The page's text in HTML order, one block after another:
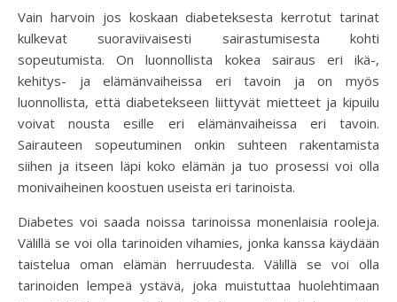
Vain harvoin jos koskaan diabeteksesta kerrotut tarinat
kulkevat suoraviivaisesti sairastumisesta kohti
sopeutumista. On luonnollista kokea sairaus eri ikä-,
kehitys- ja elämänvaiheissa eri tavoin ja on myös
luonnollista, että diabetekseen liittyvät mietteet ja kipuilu
voivat nousta esille eri elämänvaiheissa eri tavoin.
Sairauteen sopeutuminen onkin suhteen rakentamista
siihen ja itseen läpi koko elämän ja tuo prosessi voi olla
monivaiheinen koostuen useista eri tarinoista.
Diabetes voi saada noissa tarinoissa monenlaisia rooleja.
Välillä se voi olla tarinoiden vihamies, jonka kanssa käydään
taistelua oman elämän herruudesta. Välillä se voi olla
tarinoiden lempeä ystävä, joka muistuttaa huolehtimaan